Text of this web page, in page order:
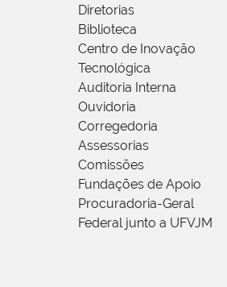
Diretorias
Biblioteca
Centro de Inovação
Tecnológica
Auditoria Interna
Ouvidoria
Corregedoria
Assessorias
Comissões
Fundações de Apoio
Procuradoria-Geral
Federal junto a UFVJM